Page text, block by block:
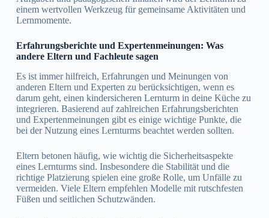
einem wertvollen Werkzeug für gemeinsame Aktivitäten und
Lernmomente.
Erfahrungsberichte und Expertenmeinungen: Was
andere Eltern und Fachleute sagen
Es ist immer hilfreich, Erfahrungen und Meinungen von
anderen Eltern und Experten zu berücksichtigen, wenn es
darum geht, einen kindersicheren Lernturm in deine Küche zu
integrieren. Basierend auf zahlreichen Erfahrungsberichten
und Expertenmeinungen gibt es einige wichtige Punkte, die
bei der Nutzung eines Lernturms beachtet werden sollten.
Eltern betonen häufig, wie wichtig die Sicherheitsaspekte
eines Lernturms sind. Insbesondere die Stabilität und die
richtige Platzierung spielen eine große Rolle, um Unfälle zu
vermeiden. Viele Eltern empfehlen Modelle mit rutschfesten
Füßen und seitlichen Schutzwänden.